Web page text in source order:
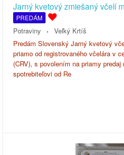
Jarný kvetový zmiešaný včelí
PREDÁM
Potraviny
Veľký Krtíš
Predám Slovenský Jarný kvetový
priamo od registrovaného včelára v
(CRV), s povolením na priamy predaj
spotrebiteľovi od Re